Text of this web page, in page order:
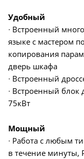
Удобный
∙ Встроенный
языке с мастером
копирования
дверь шкафа
∙ Встроенный
∙ Встроенный
75кВт
Мощный
∙ Работа с любым
в течение минуты,